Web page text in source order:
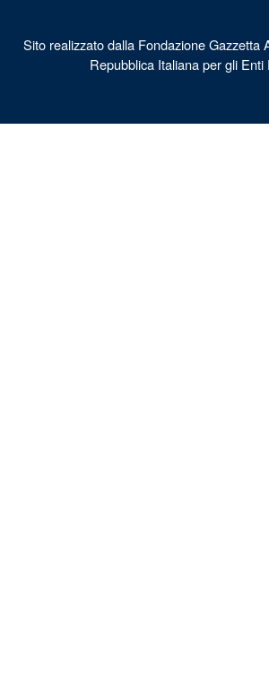
Sito realizzato dalla Fondazione Gazzetta
Repubblica Italiana per gli Enti